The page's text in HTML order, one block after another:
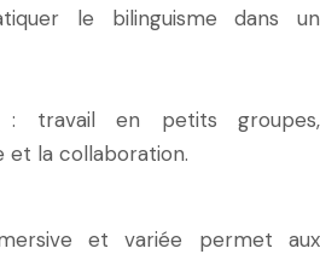
le bilinguisme dans un
: travail en petits groupes,
et la collaboration.
et variée permet aux